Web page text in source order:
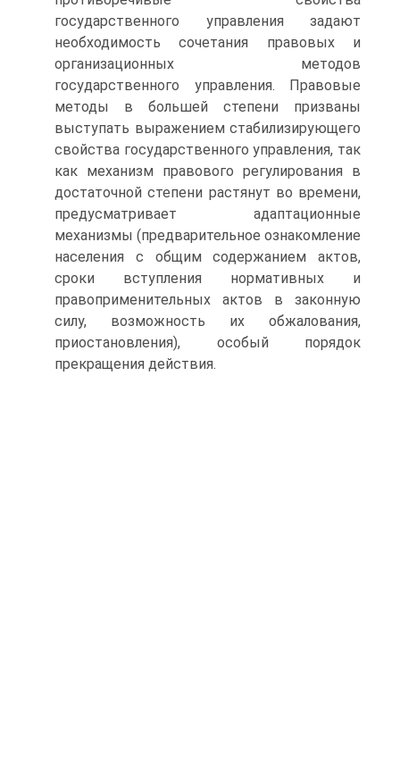
государственного управления задают
необходимость сочетания правовых и
организационных методов
государственного управления. Правовые
методы в большей степени призваны
выступать выражением стабилизирующего
свойства государственного управления, так
как механизм правового регулирования в
достаточной степени растянут во времени,
предусматривает адаптационные
механизмы (предварительное ознакомление
населения с общим содержанием актов,
сроки вступления нормативных и
правоприменительных актов в законную
силу, возможность их обжалования,
приостановления), особый порядок
прекращения действия.